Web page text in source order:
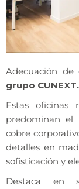
Adecuación de
grupo CUNEXT.
Estas oficinas
predominan el
cobre
detalles en
sofisticación y
Destaca en